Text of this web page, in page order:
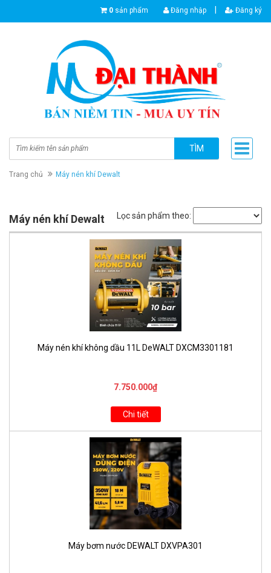
0 sản phẩm Đăng nhập Đăng ký
TÌM
Trang chủ Máy nén khí Dewalt
Máy nén khí Dewalt Lọc sản phẩm theo:
Máy nén khí không dầu 11L DeWALT DXCM3301181
7.750.000₫
Chi tiết
Máy bơm nước DEWALT DXVPA301